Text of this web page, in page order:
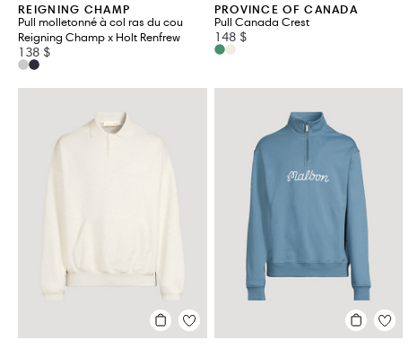
REIGNING CHAMP
Pull molletonné à col ras du cou
Reigning Champ x Holt Renfrew
138 $
PROVINCE OF CANADA
Pull Canada Crest
148 $